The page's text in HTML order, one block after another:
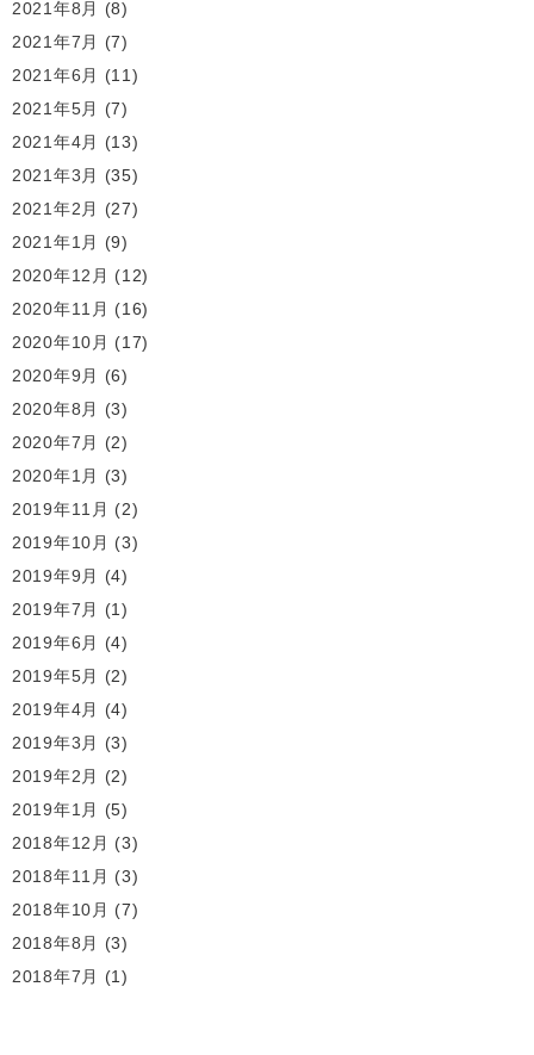
2021年8月
(8)
2021年7月
(7)
2021年6月
(11)
2021年5月
(7)
2021年4月
(13)
2021年3月
(35)
2021年2月
(27)
2021年1月
(9)
2020年12月 (12)
2020年11月 (16)
2020年10月 (17)
2020年9月
(6)
2020年8月
(3)
2020年7月
(2)
2020年1月
(3)
2019年11月 (2)
2019年10月 (3)
2019年9月
(4)
2019年7月
(1)
2019年6月
(4)
2019年5月
(2)
2019年4月
(4)
2019年3月
(3)
2019年2月
(2)
2019年1月
(5)
2018年12月 (3)
2018年11月 (3)
2018年10月 (7)
2018年8月
(3)
2018年7月
(1)